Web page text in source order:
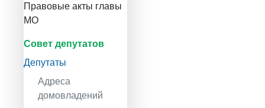
Правовые акты главы
МО
Совет депутатов
Депутаты
Адреса
домовладений